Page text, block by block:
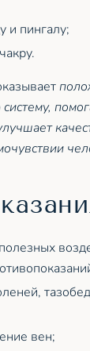
и пингалу;
вен;